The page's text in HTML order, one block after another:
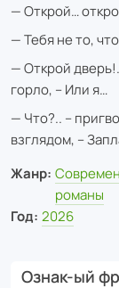
— Открой…
— Тебя не то,
— Открой
горло, – Или я…
— Что?.. –
взглядом, –
Жанр:
романы
Год: 2026
Ознак-ый